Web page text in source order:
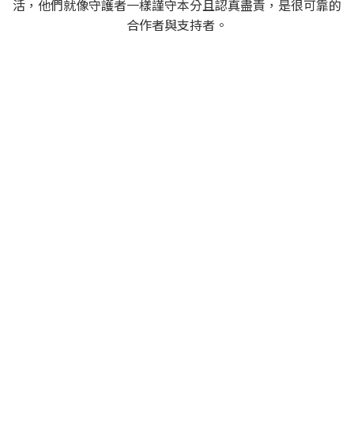
活，他們就像守護者一樣謹守本分且認真盡責，是很可靠的
合作者與支持者。